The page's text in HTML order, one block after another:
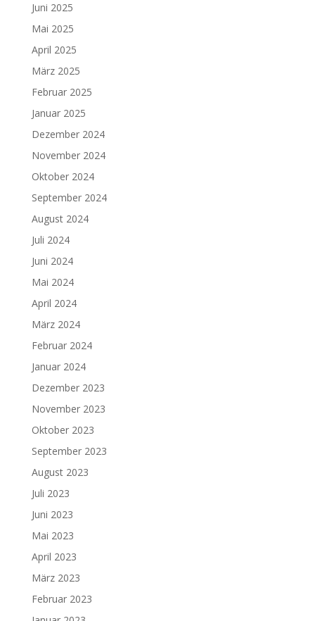
Juni 2025
Mai 2025
April 2025
März 2025
Februar 2025
Januar 2025
Dezember 2024
November 2024
Oktober 2024
September 2024
August 2024
Juli 2024
Juni 2024
Mai 2024
April 2024
März 2024
Februar 2024
Januar 2024
Dezember 2023
November 2023
Oktober 2023
September 2023
August 2023
Juli 2023
Juni 2023
Mai 2023
April 2023
März 2023
Februar 2023